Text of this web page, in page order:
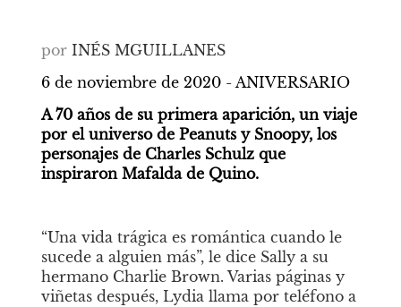
por INÉS MGUILLANES
6 de noviembre de 2020 - ANIVERSARIO
A 70 años de su primera aparición, un viaje
por el universo de Peanuts y Snoopy, los
personajes de Charles Schulz que
inspiraron Mafalda de Quino.
“Una vida trágica es romántica cuando le
sucede a alguien más”, le dice Sally a su
hermano Charlie Brown. Varias páginas y
viñetas después, Lydia llama por teléfono a